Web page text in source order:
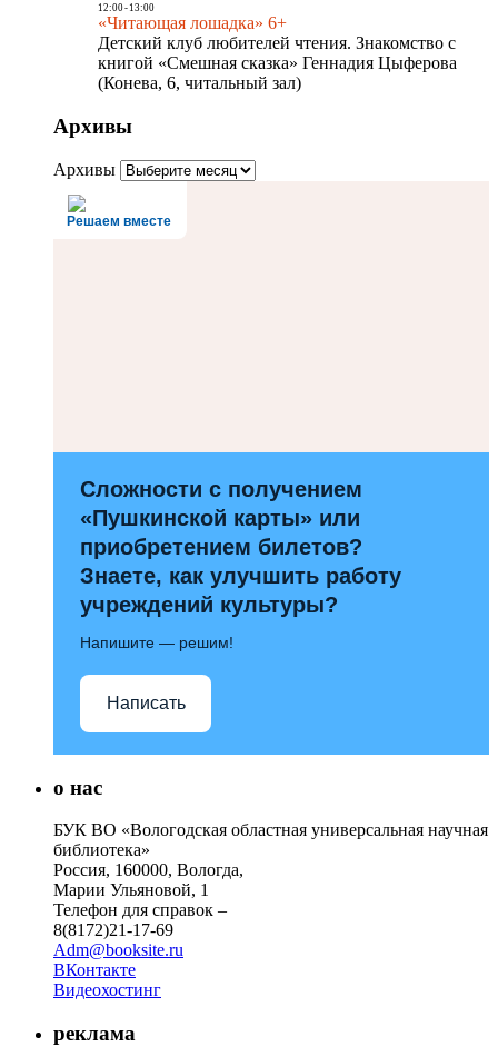
12:00- 13:00
«Читающая лошадка» 6+
Детский клуб любителей чтения. Знакомство с
книгой «Смешная сказка» Геннадия Цыферова
(Конева, 6, читальный зал)
Архивы
Архивы
Решаем вместе
Сложности с получением
«Пушкинской карты» или
приобретением билетов?
Знаете, как улучшить работу
учреждений культуры?
Напишите — решим!
Написать
о нас
БУК ВО «Вологодская областная универсальная научная
библиотека»
Россия, 160000, Вологда,
Марии Ульяновой, 1
Телефон для справок –
8(8172)21-17-69
Adm@booksite.ru
ВКонтакте
Видеохостинг
реклама